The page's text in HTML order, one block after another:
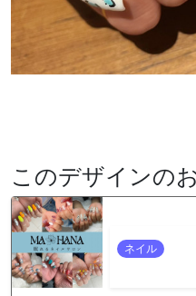
このデザインの
ネイル